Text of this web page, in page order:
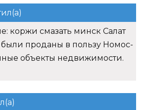
коржи смазать минск Салат
были проданы в пользу Номос-
объекты недвижимости.